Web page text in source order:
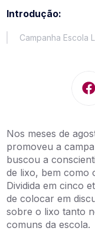
Introdução:
Campanha Escola
Nos meses de
promoveu a
buscou a
de lixo, bem como
Dividida em cinco
de colocar em
sobre o lixo tanto
comuns da escola.